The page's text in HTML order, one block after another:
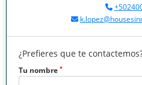
¿Prefieres que te
Tu nombre *